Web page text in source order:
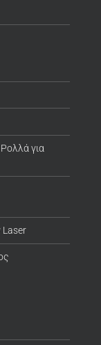
για
Laser